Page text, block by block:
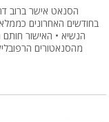
בחודשים האחרונים
הנשיא • האישור
מהסנאטורים